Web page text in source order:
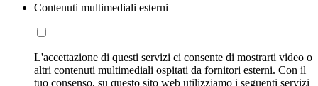
Contenuti multimediali esterni
L'accettazione di questi servizi ci consente di mostrarti video o
altri contenuti multimediali ospitati da fornitori esterni. Con il
tuo consenso, su questo sito web utilizziamo i seguenti servizi